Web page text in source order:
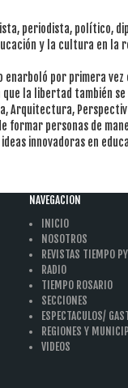
periodista, político,
y la cultura en la
por primera vez
la libertad también
Arquitectura,
formar personas de
innovadoras en
NAVEGACION
INICIO
NOSOTROS
REVISTAS TIEMPO
RADIO
TIEMPO ROSARIO
SECCIONES
ESPECTACULOS/
REGIONES Y
VIDEOS